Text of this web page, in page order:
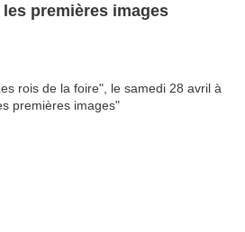
premières images